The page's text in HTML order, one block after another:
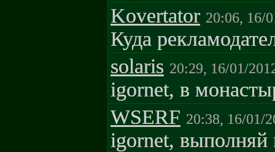
Kovertator 20:06, 16/
Куда
solaris 20:29, 16/01/
igornet, в
WSERF 20:38, 16/01/
igornet, выполняй